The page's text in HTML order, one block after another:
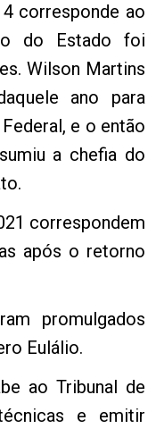
corresponde ao
do Estado foi
Wilson Martins
ano para
e o então
a chefia do
correspondem
após o retorno
promulgados
Eulálio.
ao Tribunal de
e emitir